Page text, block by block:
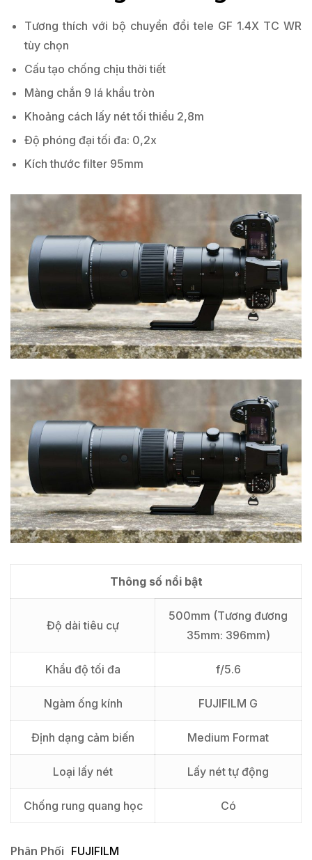
Tương thích với bộ chuyển đổi tele GF 1.4X TC WR
tùy chọn
Cấu tạo chống chịu thời tiết
Màng chắn 9 lá khẩu tròn
Khoảng cách lấy nét tối thiểu 2,8m
Độ phóng đại tối đa: 0,2x
Kích thước filter 95mm
Thông số nổi bật
Độ dài tiêu cự
500mm (Tương đương
35mm: 396mm)
Khẩu độ tối đa f/5.6
Ngàm ống kính FUJIFILM G
Định dạng cảm biến Medium Format
Loại lấy nét Lấy nét tự động
Chống rung quang học Có
Phân Phối FUJIFILM